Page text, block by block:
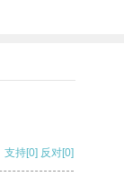
支持[0] 反对[0]